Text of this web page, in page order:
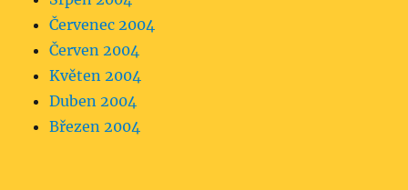
Červenec 2004
Červen 2004
Květen 2004
Duben 2004
Březen 2004